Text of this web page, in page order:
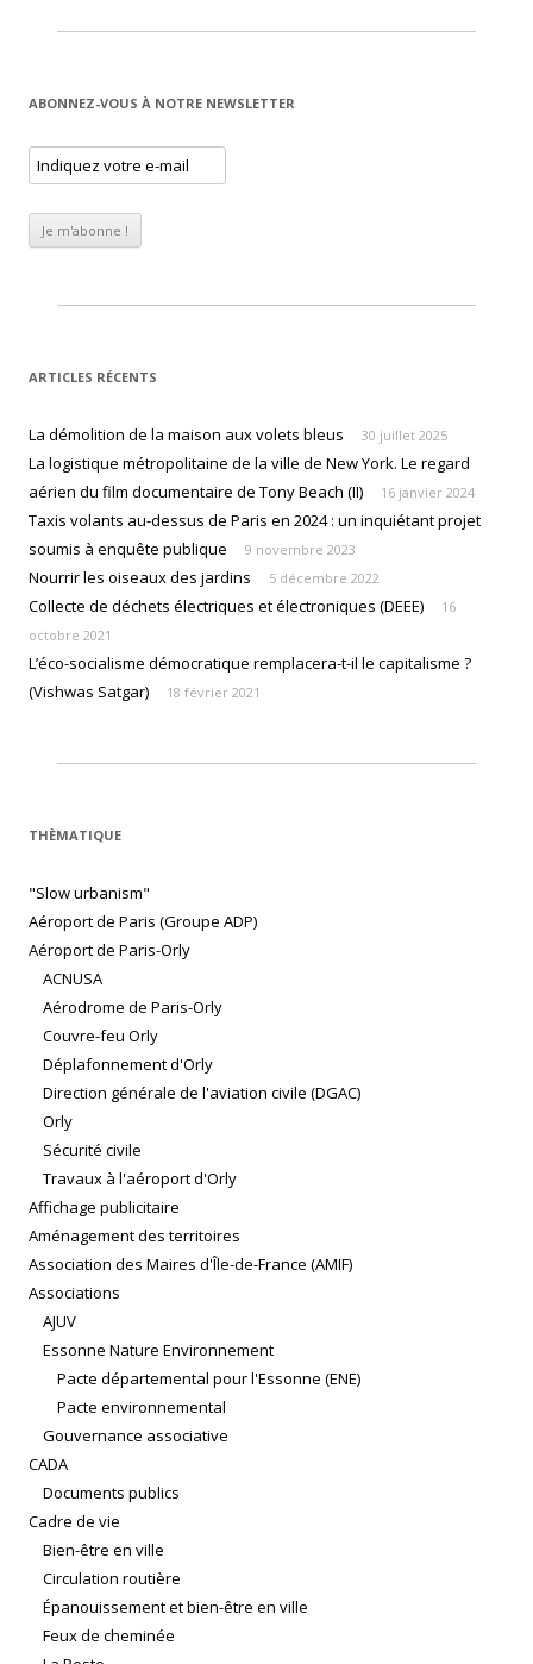
ABONNEZ-VOUS À NOTRE NEWSLETTER
ARTICLES RÉCENTS
La démolition de la maison aux volets bleus 30 juillet 2025
La logistique métropolitaine de la ville de New York. Le regard
aérien du film documentaire de Tony Beach (II)
16 janvier 2024
Taxis volants au-dessus de Paris en 2024 : un inquiétant projet
soumis à enquête publique
9 novembre 2023
Nourrir les oiseaux des jardins 5 décembre 2022
Collecte de déchets électriques et électroniques (DEEE)
16
octobre 2021
L’éco-socialisme démocratique remplacera-t-il le capitalisme ?
(Vishwas Satgar)
18 février 2021
THÈMATIQUE
"Slow urbanism"
Aéroport de Paris (Groupe ADP)
Aéroport de Paris-Orly
ACNUSA
Aérodrome de Paris-Orly
Couvre-feu Orly
Déplafonnement d'Orly
Direction générale de l'aviation civile (DGAC)
Orly
Sécurité civile
Travaux à l'aéroport d'Orly
Affichage publicitaire
Aménagement des territoires
Association des Maires d'Île-de-France (AMIF)
Associations
AJUV
Essonne Nature Environnement
Pacte départemental pour l'Essonne (ENE)
Pacte environnemental
Gouvernance associative
CADA
Documents publics
Cadre de vie
Bien-être en ville
Circulation routière
Épanouissement et bien-être en ville
Feux de cheminée